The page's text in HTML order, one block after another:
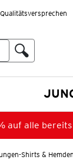
Qualitätsversprechen
auf alle
Shirts & Hemden